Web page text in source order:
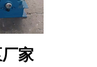
家